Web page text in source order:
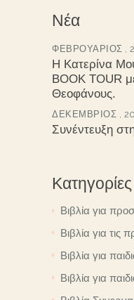
Νέα
ΦΕΒΡΟΥΆΡΙΟΣ ,
Η Κατερίνα
BOOK TOUR
Θεοφάνους.
ΔΕΚΈΜΒΡΙΟΣ ,
Συνέντευξη
Κατηγορίες
Βιβλία για
Βιβλία για τις
Βιβλία για
Βιβλία για